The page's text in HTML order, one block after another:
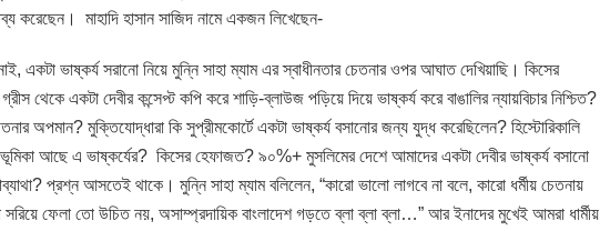
করেছেন। মাহাদি হাসান সাজিদ নামে একজন লিখেছেন-
একটা ভাষ্কর্য সরানো নিয়ে মুন্নি সাহা ম্যাম এর স্বাধীনতার চেতনার ওপর আঘাত দেখিয়াছি। কিসের
থেকে একটা দেবীর কন্সেপ্ট কপি করে শাড়ি-ব্লাউজ পড়িয়ে দিয়ে ভাষ্কর্য করে বাঙালির ন্যায়বিচার নিশ্চিত?
অপমান? মুক্তিযোদ্ধারা কি সুপ্রীমকোর্টে একটা ভাষ্কর্য বসানোর জন্য যুদ্ধ করেছিলেন? হিস্টোরিকালি
আছে এ ভাষ্কর্যের? কিসের হেফাজত? ৯০%+ মুসলিমের দেশে আমাদের একটা দেবীর ভাষ্কর্য বসানো
প্রশ্ন আসতেই থাকে। মুন্নি সাহা ম্যাম বলিলেন, “কারো ভালো লাগবে না বলে, কারো ধর্মীয় চেতনায়
ফেলা তো উচিত নয়, অসাম্প্রদায়িক বাংলাদেশ গড়তে ব্লা ব্লা ব্লা…” আর ইনাদের মুখেই আমরা ধার্মীয়